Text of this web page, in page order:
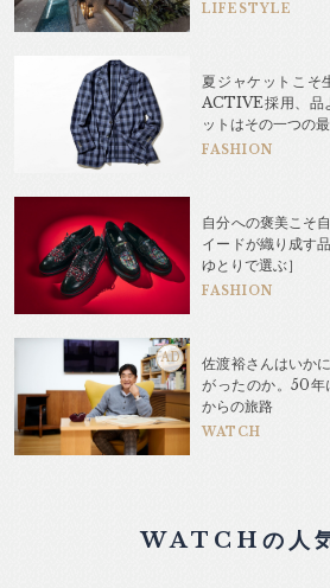
LIFESTYLE
夏ジャケットこそ
ACTIVE採用、品
ットはその一つの
FASHION
自分への褒美こそ
イードが織り成す
ゆとりで選ぶ］
FASHION
AD
佐渡裕さんはいか
がったのか。50年
からの旅路
WATCH
WATCHの人